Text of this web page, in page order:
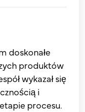
doskonałe
produktów
wykazał się
i
procesu.